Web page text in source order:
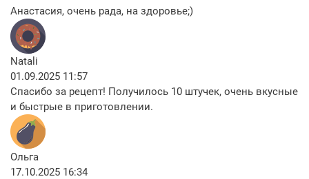
Анастасия, очень рада, на здоровье;)
Natali
01.09.2025 11:57
Спасибо за рецепт! Получилось 10 штучек, очень вкусные
и быстрые в приготовлении.
Ольга
17.10.2025 16:34